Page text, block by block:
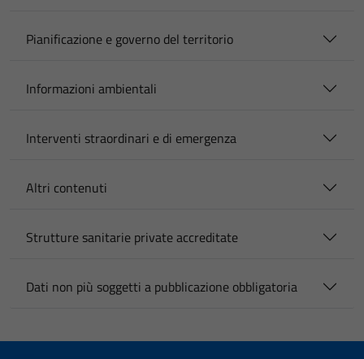
Pianificazione e governo del territorio
Informazioni ambientali
Interventi straordinari e di emergenza
Altri contenuti
Strutture sanitarie private accreditate
Dati non più soggetti a pubblicazione obbligatoria